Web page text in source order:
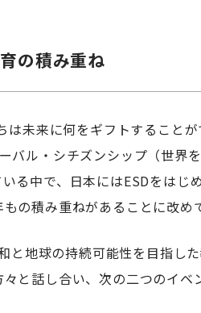
の積み重ね
未来に何をギフトすること
バル・シチズンシップ（世界
る中で、日本にはESDをはじ
の積み重ねがあることに改め
と地球の持続可能性を目指し
と話し合い、次の二つのイベ